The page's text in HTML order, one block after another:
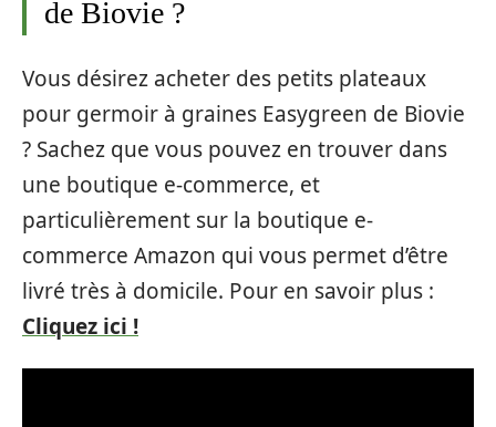
de Biovie ?
Vous désirez acheter des petits plateaux
pour germoir à graines Easygreen de Biovie
? Sachez que vous pouvez en trouver dans
une boutique e-commerce, et
particulièrement sur la boutique e-
commerce Amazon qui vous permet d’être
livré très à domicile. Pour en savoir plus :
Cliquez ici !